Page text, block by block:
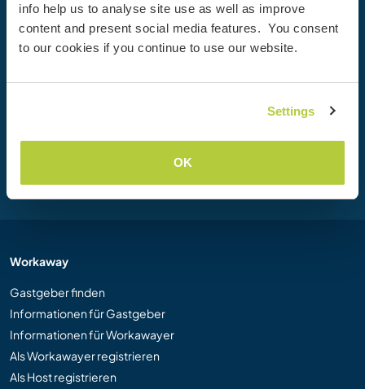
info help us to analyse site use as well as improve
content and present social media features. You consent
to our cookies if you continue to use our website.
Settings
OK
Dein nächstes Abenteuer beginnt
heute
Werde heute Mitglied der Workaway-Community und
Registrieren
Workaway
Gastgeber finden
Informationen für Gastgeber
Informationen für Workawayer
Als Workawayer registrieren
Als Host registrieren